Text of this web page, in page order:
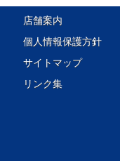
店舗案内
個人情報保護方針
サイトマップ
リンク集